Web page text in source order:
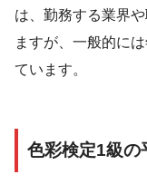
は、勤務する業界
ますが、一般的に
ています。
色彩検定1級の